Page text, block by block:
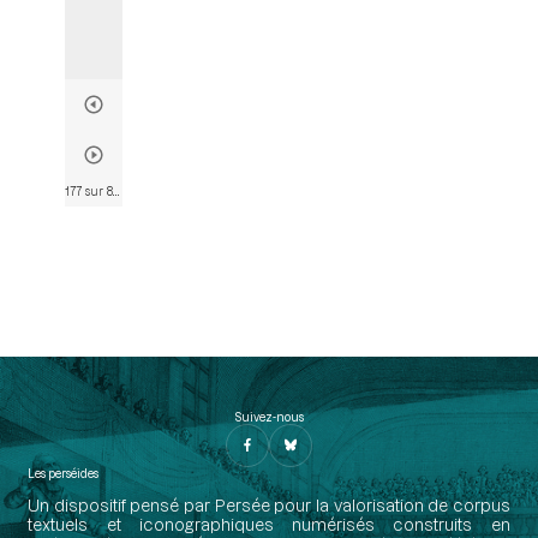
Suivez-nous
Les perséides
Un dispositif pensé par Persée pour la valorisation de corpus
textuels et iconographiques numérisés construits en